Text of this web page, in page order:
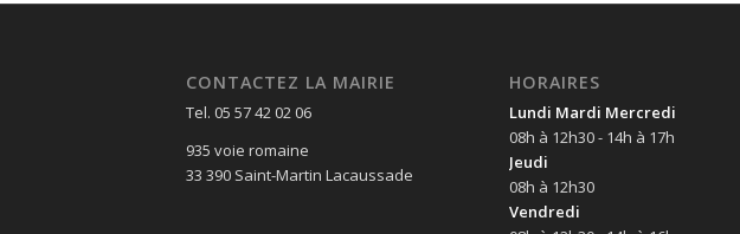
CONTACTEZ LA MAIRIE
Tel. 05 57 42 02 06
935 voie romaine
33 390 Saint-Martin Lacaussade
HORAIRES
Lundi Mardi Mercredi
08h à 12h30 - 14h à 17h
Jeudi
08h à 12h30
Vendredi